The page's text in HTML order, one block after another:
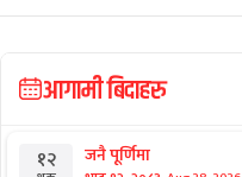
आगामी बिदाहरु
१२ जनै पूर्णिमा